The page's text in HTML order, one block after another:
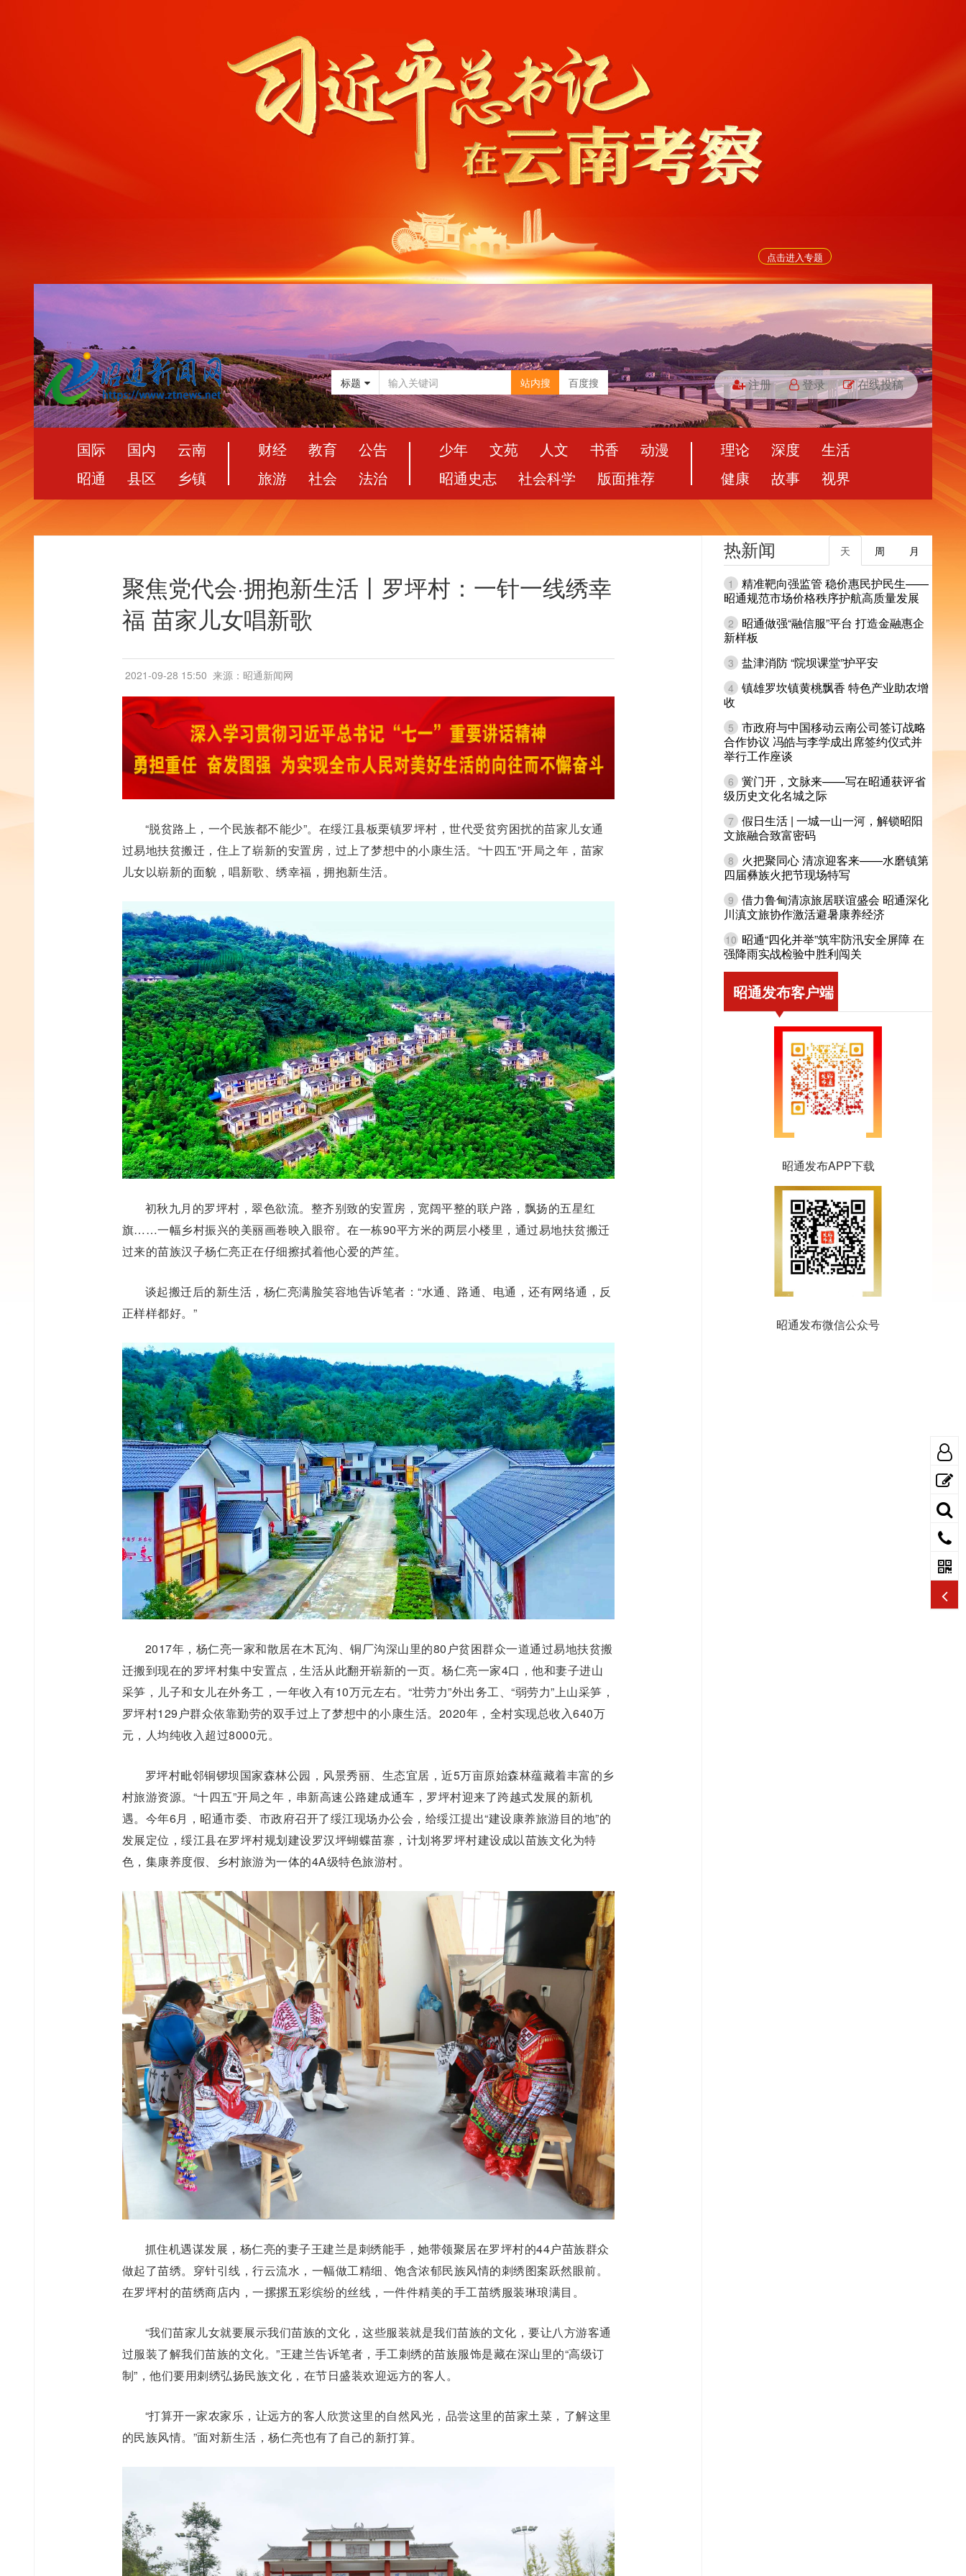
点击进入专题
标题 站内搜 百度搜 注册 登录 在线投稿
国际 国内
云南
昭通
县区 乡镇
财经 教育
公告
旅游
社会 法治
少年 文苑 人文 书香
动漫
昭通史志
社会科学 版面推荐
理论 深度
生活
健康
故事 视界
聚焦党代会·拥抱新生活丨罗坪村：一针一线绣幸
福 苗家儿女唱新歌
2021-09-28 15:50 来源：昭通新闻网
“脱贫路上，一个民族都不能少”。在绥江县板栗镇罗坪村，世代受贫穷困扰的苗家儿女通
过易地扶贫搬迁，住上了崭新的安置房，过上了梦想中的小康生活。“十四五”开局之年，苗家
儿女以崭新的面貌，唱新歌、绣幸福，拥抱新生活。
初秋九月的罗坪村，翠色欲流。整齐别致的安置房，宽阔平整的联户路，飘扬的五星红
旗……一幅乡村振兴的美丽画卷映入眼帘。在一栋90平方米的两层小楼里，通过易地扶贫搬迁
过来的苗族汉子杨仁亮正在仔细擦拭着他心爱的芦笙。
谈起搬迁后的新生活，杨仁亮满脸笑容地告诉笔者：“水通、路通、电通，还有网络通，反
正样样都好。”
2017年，杨仁亮一家和散居在木瓦沟、铜厂沟深山里的80户贫困群众一道通过易地扶贫搬
迁搬到现在的罗坪村集中安置点，生活从此翻开崭新的一页。杨仁亮一家4口，他和妻子进山
采笋，儿子和女儿在外务工，一年收入有10万元左右。“壮劳力”外出务工、“弱劳力”上山采笋，
罗坪村129户群众依靠勤劳的双手过上了梦想中的小康生活。2020年，全村实现总收入640万
元，人均纯收入超过8000元。
罗坪村毗邻铜锣坝国家森林公园，风景秀丽、生态宜居，近5万亩原始森林蕴藏着丰富的乡
村旅游资源。“十四五”开局之年，串新高速公路建成通车，罗坪村迎来了跨越式发展的新机
遇。今年6月，昭通市委、市政府召开了绥江现场办公会，给绥江提出“建设康养旅游目的地”的
发展定位，绥江县在罗坪村规划建设罗汉坪蝴蝶苗寨，计划将罗坪村建设成以苗族文化为特
色，集康养度假、乡村旅游为一体的4A级特色旅游村。
抓住机遇谋发展，杨仁亮的妻子王建兰是刺绣能手，她带领聚居在罗坪村的44户苗族群众
做起了苗绣。穿针引线，行云流水，一幅做工精细、饱含浓郁民族风情的刺绣图案跃然眼前。
在罗坪村的苗绣商店内，一摞摞五彩缤纷的丝线，一件件精美的手工苗绣服装琳琅满目。
“我们苗家儿女就要展示我们苗族的文化，这些服装就是我们苗族的文化，要让八方游客通
过服装了解我们苗族的文化。”王建兰告诉笔者，手工刺绣的苗族服饰是藏在深山里的“高级订
制”，他们要用刺绣弘扬民族文化，在节日盛装欢迎远方的客人。
“打算开一家农家乐，让远方的客人欣赏这里的自然风光，品尝这里的苗家土菜，了解这里
的民族风情。”面对新生活，杨仁亮也有了自己的新打算。
热新闻 月
周
天
1
精准靶向强监管 稳价惠民护民生——
昭通规范市场价格秩序护航高质量发展
2
昭通做强“融信服”平台 打造金融惠企
新样板
3 盐津消防 “院坝课堂”护平安
4 镇雄罗坎镇黄桃飘香 特色产业助农增
收
5 市政府与中国移动云南公司签订战略
合作协议 冯皓与李学成出席签约仪式并
举行工作座谈
6 黉门开，文脉来——写在昭通获评省
级历史文化名城之际
7 假日生活 | 一城一山一河，解锁昭阳
文旅融合致富密码
8
火把聚同心 清凉迎客来——水磨镇第
四届彝族火把节现场特写
9 借力鲁甸清凉旅居联谊盛会 昭通深化
川滇文旅协作激活避暑康养经济
10 昭通“四化并举”筑牢防汛安全屏障 在
强降雨实战检验中胜利闯关
昭通发布客户端
昭通发布APP下载
昭通发布微信公众号